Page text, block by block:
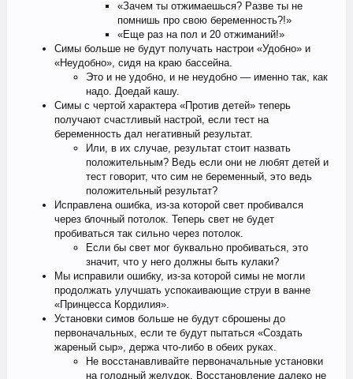
«Зачем ты отжимаешься? Разве ты не
помнишь про свою беременность?!»
«Еще раз на пол и 20 отжиманий!»
Симы больше не будут получать настрои «Удобно» и
«Неудобно», сидя на краю бассейна.
Это и не удобно, и не неудобно — именно так, как
надо. Доедай кашу.
Симы с чертой характера «Против детей» теперь
получают счастливый настрой, если тест на
беременность дал негативный результат.
Или, в их случае, результат стоит назвать
положительным? Ведь если они не любят детей и
тест говорит, что сим не беременный, это ведь
положительный результат?
Исправлена ошибка, из-за которой свет пробивался
через блочный потолок. Теперь свет не будет
пробиваться так сильно через потолок.
Если бы свет мог буквально пробиваться, это
значит, что у него должны быть кулаки?
Мы исправили ошибку, из-за которой симы не могли
продолжать улучшать успокаивающие струи в ванне
«Принцесса Кордилия».
Установки симов больше не будут сброшены до
первоначальных, если те будут пытаться «Создать
жареный сыр», держа что-либо в обеих руках.
Не восстанавливайте первоначальные установки
на голодный желудок. Восстановление далеко не